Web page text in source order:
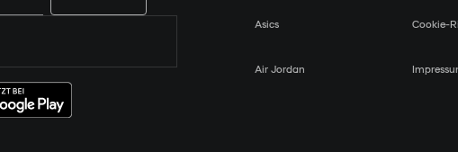
Asics
Air Jordan
Cookie-